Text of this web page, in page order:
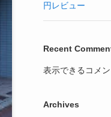
円レビュー
Recent
表示できるコメン
Archives